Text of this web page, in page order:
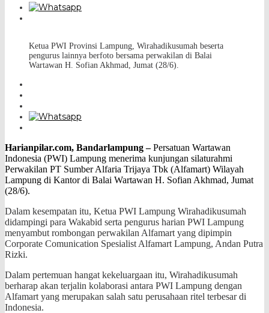
Ketua PWI Provinsi Lampung, Wirahadikusumah beserta
pengurus lainnya berfoto bersama perwakilan di Balai
Wartawan H. Sofian Akhmad, Jumat (28/6).
Harianpilar.com, Bandarlampung – Persatuan Wartawan
Indonesia (PWI) Lampung menerima kunjungan silaturahmi
Perwakilan PT Sumber Alfaria Trijaya Tbk (Alfamart) Wilayah
Lampung di Kantor di Balai Wartawan H. Sofian Akhmad, Jumat
(28/6).
Dalam kesempatan itu, Ketua PWI Lampung Wirahadikusumah
didampingi para Wakabid serta pengurus harian PWI Lampung
menyambut rombongan perwakilan Alfamart yang dipimpin
Corporate Comunication Spesialist Alfamart Lampung, Andan Putra
Rizki.
Dalam pertemuan hangat kekeluargaan itu, Wirahadikusumah
berharap akan terjalin kolaborasi antara PWI Lampung dengan
Alfamart yang merupakan salah satu perusahaan ritel terbesar di
Indonesia.